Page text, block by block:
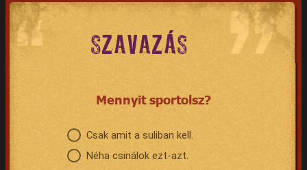
SZAVAZÁS
Mennyit sportolsz?
Csak amit a suliban kell.
Néha csinálok ezt-azt.